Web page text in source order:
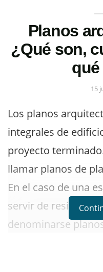
Planos
¿Qué son,
15
Los planos
integrales de
proyecto
llamar planos de
En el caso de una
servir de
denominarse